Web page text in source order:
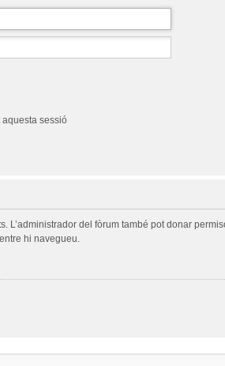
sessió
del fòrum també pot donar
hi navegueu.